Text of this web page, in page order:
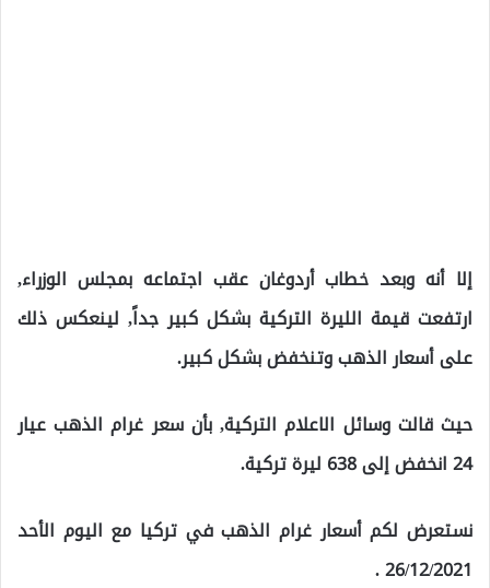
إلا أنه وبعد خطاب أردوغان عقب اجتماعه بمجلس الوزراء,
ارتفعت قيمة الليرة التركية بشكل كبير جداً, لينعكس ذلك
على أسعار الذهب وتنخفض بشكل كبير.
حيث قالت وسائل الاعلام التركية, بأن سعر غرام الذهب عيار
24 انخفض إلى 638 ليرة تركية.
نستعرض لكم أسعار غرام الذهب في تركيا مع اليوم الأحد
26/12/2021 .